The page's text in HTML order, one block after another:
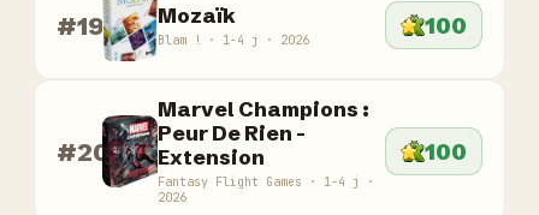
#19 Mozaïk
Blam ! · 1-4 j · 2026 100
#20
Marvel Champions :
Peur De Rien -
Extension
Fantasy Flight Games · 1-4 j ·
2026
100